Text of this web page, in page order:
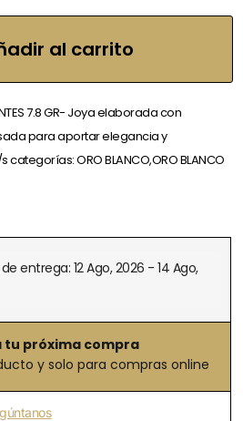
al carrito
7.8 GR- Joya elaborada con
para aportar elegancia y
ORO BLANCO,ORO BLANCO
entrega: 12 Ago, 2026 - 14 Ago,
tu próxima compra
y solo para compras online